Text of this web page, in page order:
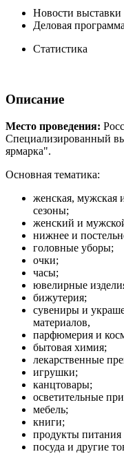
Новости выставки
Деловая
Статистика
Описание
Место проведения:
Специализированный
ярмарка".
Основная тематика:
женская, мужская
сезоны;
женский и
нижнее и
головные уборы;
очки;
часы;
ювелирные
бижутерия;
сувениры и
материалов,
парфюмерия и
бытовая химия;
лекарственные
игрушки;
канцтовары;
осветительные
мебель;
книги;
продукты
посуда и другие